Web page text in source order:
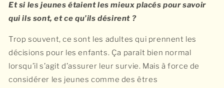
Et si les jeunes étaient les mieux placés pour savoir
qui ils sont, et ce qu’ils désirent ?
Trop souvent, ce sont les adultes qui prennent les
décisions pour les enfants. Ça paraît bien normal
lorsqu’il s’agit d’assurer leur survie. Mais à force de
considérer les jeunes comme des êtres